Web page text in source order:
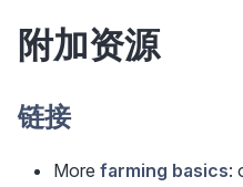
附加资源
链接
More farming basics: